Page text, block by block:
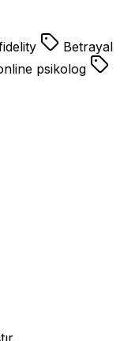
Betrayal
psikolog